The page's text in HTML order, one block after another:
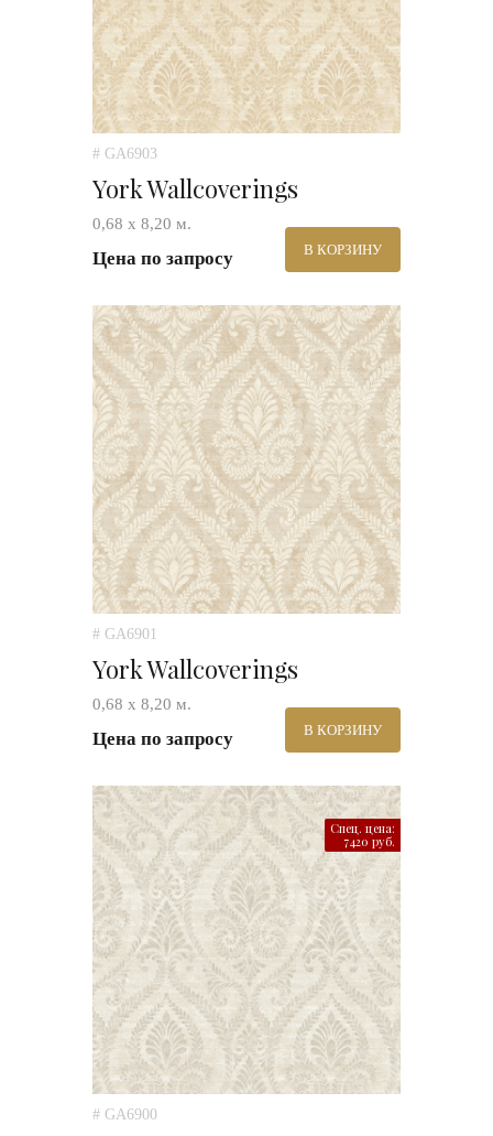
# GA6903
York Wallcoverings
0,68 х 8,20 м.
Цена по запросу В КОРЗИНУ
# GA6901
York Wallcoverings
0,68 х 8,20 м.
Цена по запросу В КОРЗИНУ
Спец. цена:
7420 руб.
# GA6900